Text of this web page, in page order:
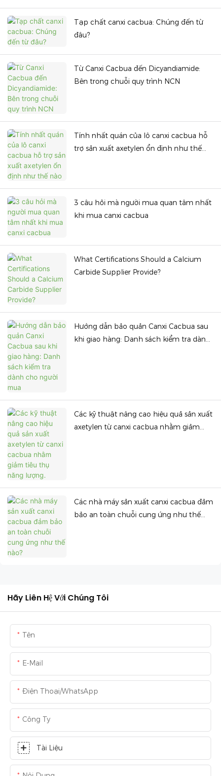
Tạp chất canxi cacbua: Chúng đến từ
đâu?
Từ Canxi Cacbua đến Dicyandiamide:
Bên trong chuỗi quy trình NCN
Tính nhất quán của lô canxi cacbua hỗ
trợ sản xuất axetylen ổn định như thế
3 câu hỏi mà người mua quan tâm nhất
khi mua canxi cacbua
What Certifications Should a Calcium
Carbide Supplier Provide?
Hướng dẫn bảo quản Canxi Cacbua sau
khi giao hàng: Danh sách kiểm tra dành
Các kỹ thuật nâng cao hiệu quả sản xuất
axetylen từ canxi cacbua nhằm giảm
Các nhà máy sản xuất canxi cacbua đảm
bảo an toàn chuỗi cung ứng như thế
Hãy Liên Hệ Với Chúng Tôi
Tên
E-Mail
Điện Thoại/WhatsApp
Công Ty
Tài Liệu